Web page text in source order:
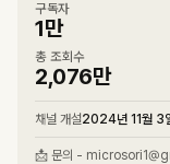
구독자
1만
총 조회수
2,076만
채널 개설2024년 11월 3
📩 문의 -